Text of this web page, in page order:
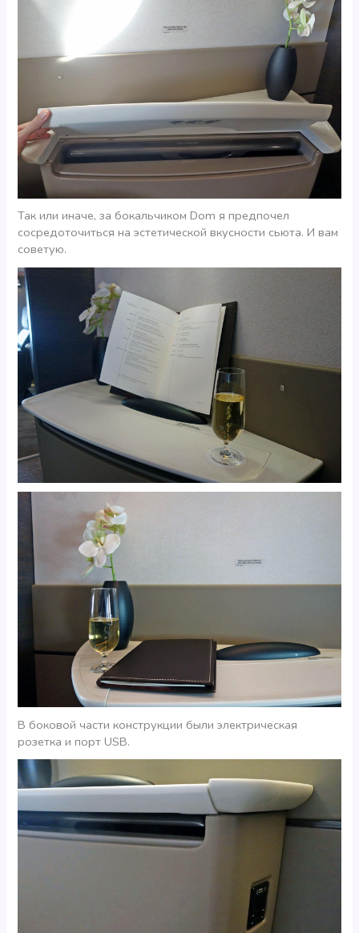
Так или иначе, за бокальчиком Dom я предпочел
сосредоточиться на эстетической вкусности сьюта. И вам
советую.
В боковой части конструкции были электрическая
розетка и порт USB.